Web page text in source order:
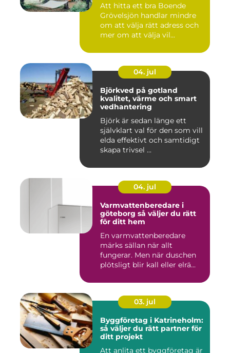
Att hitta ett bra Boende
Grövelsjön handlar mindre
om att välja rätt adress och
mer om att välja vil...
04. jul
Björkved på gotland
kvalitet, värme och smart
vedhantering
Björk är sedan länge ett
självklart val för den som vill
elda effektivt och samtidigt
skapa trivsel ...
04. jul
Varmvattenberedare i
göteborg så väljer du rätt
för ditt hem
En varmvattenberedare
märks sällan när allt
fungerar. Men när duschen
plötsligt blir kall eller elrä...
03. jul
Byggföretag i Katrineholm:
så väljer du rätt partner för
ditt projekt
Att anlita ett byggföretag är